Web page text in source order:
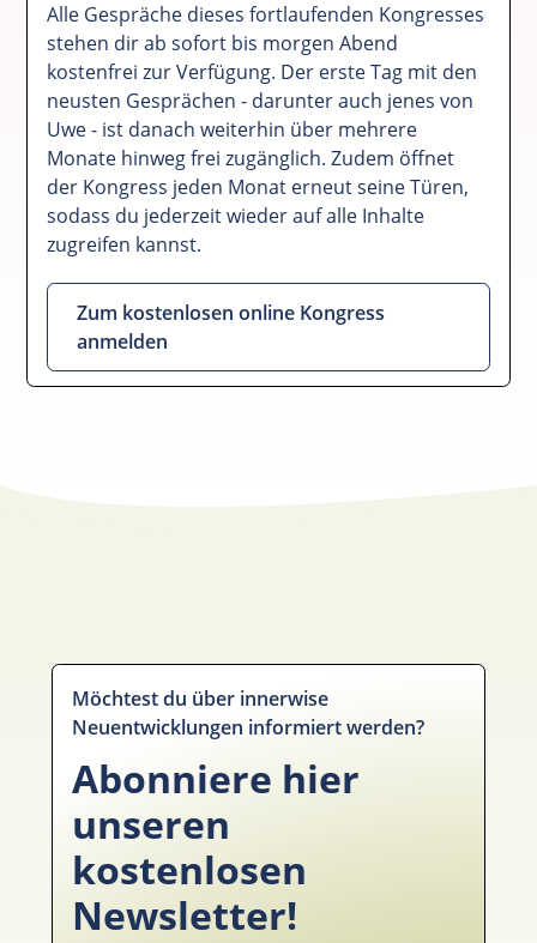
Alle Gespräche dieses fortlaufenden Kongresses
stehen dir ab sofort bis morgen Abend
kostenfrei zur Verfügung. Der erste Tag mit den
neusten Gesprächen - darunter auch jenes von
Uwe - ist danach weiterhin über mehrere
Monate hinweg frei zugänglich. Zudem öffnet
der Kongress jeden Monat erneut seine Türen,
sodass du jederzeit wieder auf alle Inhalte
zugreifen kannst.
Zum kostenlosen online Kongress
anmelden
Möchtest du über innerwise
Neuentwicklungen informiert werden?
Abonniere hier
unseren
kostenlosen
Newsletter!